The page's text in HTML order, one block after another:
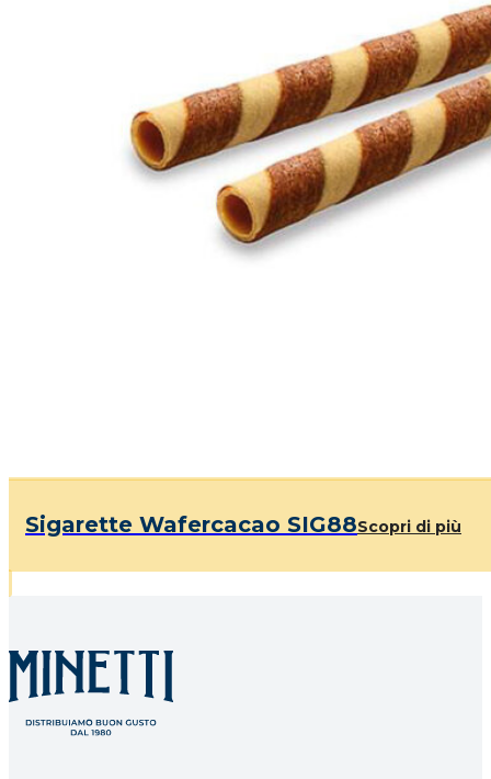
Sigarette Wafercacao SIG88Scopri di più